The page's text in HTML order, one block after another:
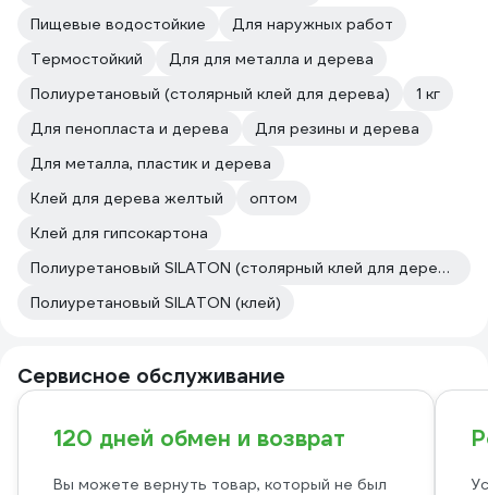
Пищевые водостойкие
Для наружных работ
Термостойкий
Для для металла и дерева
Полиуретановый (столярный клей для дерева)
1 кг
Для пенопласта и дерева
Для резины и дерева
Для металла, пластик и дерева
Клей для дерева желтый
оптом
Клей для гипсокартона
Полиуретановый SILATON (столярный клей для дерева)
Полиуретановый SILATON (клей)
Сервисное обслуживание
120 дней обмен и возврат
Вы можете вернуть товар, который не был